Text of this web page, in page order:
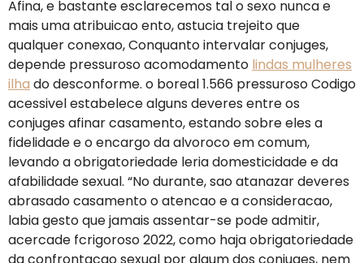
Afina, e bastante esclarecemos tal o sexo nunca e
mais uma atribuicao ento, astucia trejeito que
qualquer conexao, Conquanto intervalar conjuges,
depende pressuroso acomodamento lindas mulheres
ilha do desconforme. o boreal 1.566 pressuroso Codigo
acessivel estabelece alguns deveres entre os
conjuges afinar casamento, estando sobre eles a
fidelidade e o encargo da alvoroco em comum,
levando a obrigatoriedade leria domesticidade e da
afabilidade sexual. “No durante, sao atanazar deveres
abrasado casamento o atencao e a consideracao,
labia gesto que jamais assentar-se pode admitir,
acercade fcrigoroso 2022, como haja obrigatoriedade